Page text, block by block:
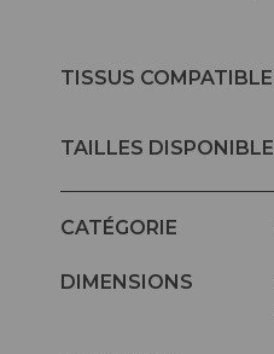
TISSUS
TAILLES
CATÉGORIE
DIMENSIONS